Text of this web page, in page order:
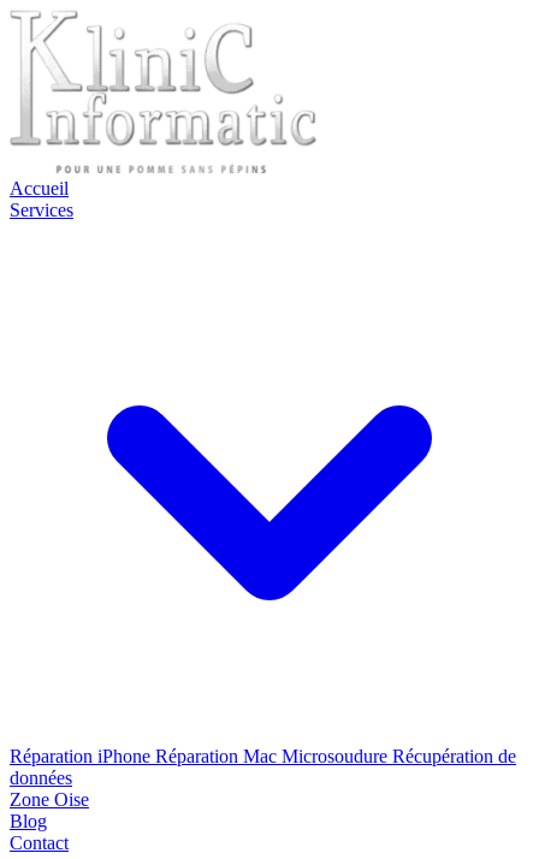
Accueil
Services
Réparation iPhone Réparation Mac Microsoudure Récupération de
données
Zone Oise
Blog
Contact